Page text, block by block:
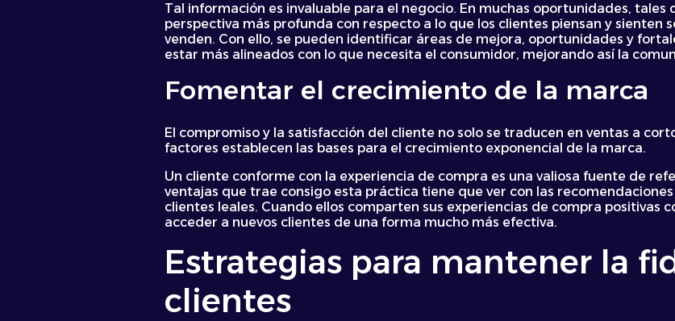
Tal información es invaluable para el negocio. En muchas oportunidades,
perspectiva más profunda con respecto a lo que los clientes piensan y sienten
venden. Con ello, se pueden identificar áreas de mejora, oportunidades y
estar más alineados con lo que necesita el consumidor, mejorando así la
Fomentar el crecimiento de la marca
El compromiso y la satisfacción del cliente no solo se traducen en ventas a
factores establecen las bases para el crecimiento exponencial de la marca.
Un cliente conforme con la experiencia de compra es una valiosa fuente de
ventajas que trae consigo esta práctica tiene que ver con las
clientes leales. Cuando ellos comparten sus experiencias de compra positivas
acceder a nuevos clientes de una forma mucho más efectiva.
Estrategias para mantener la
clientes